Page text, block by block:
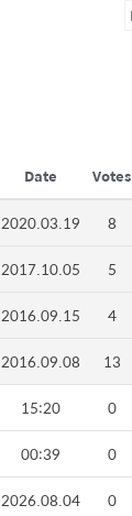
Date Votes
2020.03.19 8
2017.10.05 5
2016.09.15 4
2016.09.08 13
15:20 0
00:39 0
2026.08.04 0